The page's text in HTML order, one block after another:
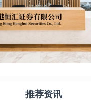
推荐资讯